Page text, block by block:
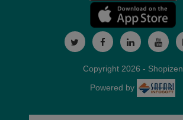
Copyright 2026 - Shopizen
Powered by